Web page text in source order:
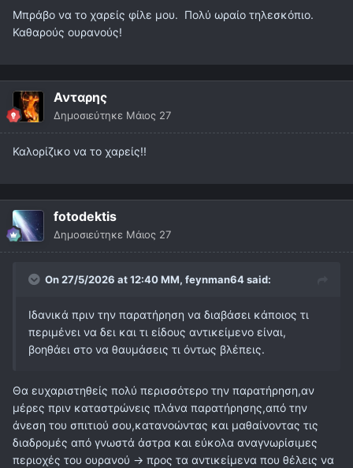
Μπράβο να το χαρείς φίλε μου. Πολύ ωραίο τηλεσκόπιο.
Καθαρούς ουρανούς!
Ανταρης
Δημοσιεύτηκε Μάιος 27
Καλορίζικο να το χαρείς!!
fotodektis
Δημοσιεύτηκε Μάιος 27
On 27/5/2026 at 12:40 ΜΜ, feynman64said:
Ιδανικά πριν την παρατήρηση να διαβάσει κάποιος τι
περιμένει να δει και τι είδους αντικείμενο είναι,
βοηθάει στο να θαυμάσεις τι όντως βλέπεις.
Θα ευχαριστηθείς πολύ περισσότερο την παρατήρηση,αν
μέρες πριν καταστρώνεις πλάνα παρατήρησης,από την
άνεση του σπιτιού σου,κατανοώντας και μαθαίνοντας τις
διαδρομές από γνωστά άστρα και εύκολα αναγνωρίσιμες
περιοχές του ουρανού -> προς τα αντικείμενα που θέλεις να